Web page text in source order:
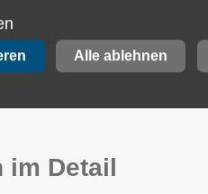
Alle ablehnen
im Detail